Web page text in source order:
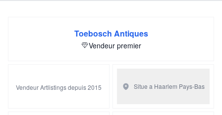
Toebosch Antiques
Vendeur premier
Vendeur Artlistings depuis 2015 Situe a Haarlem Pays-Bas